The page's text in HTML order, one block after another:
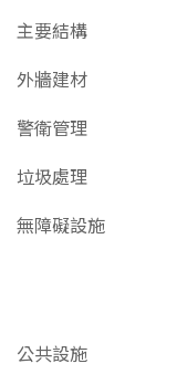
主要結構
外牆建材
警衛管理
垃圾處理
無障礙設施
公共設施